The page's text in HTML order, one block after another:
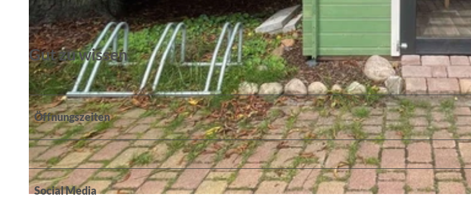
Gut zu wissen
Öffnungszeiten
Social Media